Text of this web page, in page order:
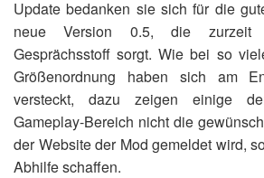
Update bedanken sie sich für die
neue Version 0.5, die
Gesprächsstoff sorgt. Wie bei so
Größenordnung haben sich am
versteckt, dazu zeigen einige
Gameplay-Bereich nicht die
der Website der Mod gemeldet wird,
Abhilfe schaffen.